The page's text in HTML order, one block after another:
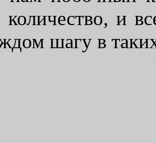
количество, и
шагу в